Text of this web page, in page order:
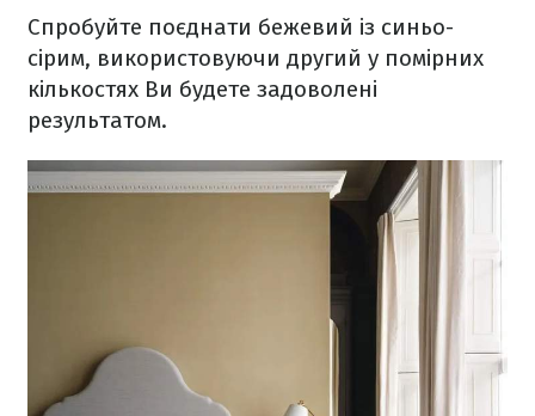
Спробуйте поєднати бежевий із синьо-
сірим, використовуючи другий у помірних
кількостях Ви будете задоволені
результатом.